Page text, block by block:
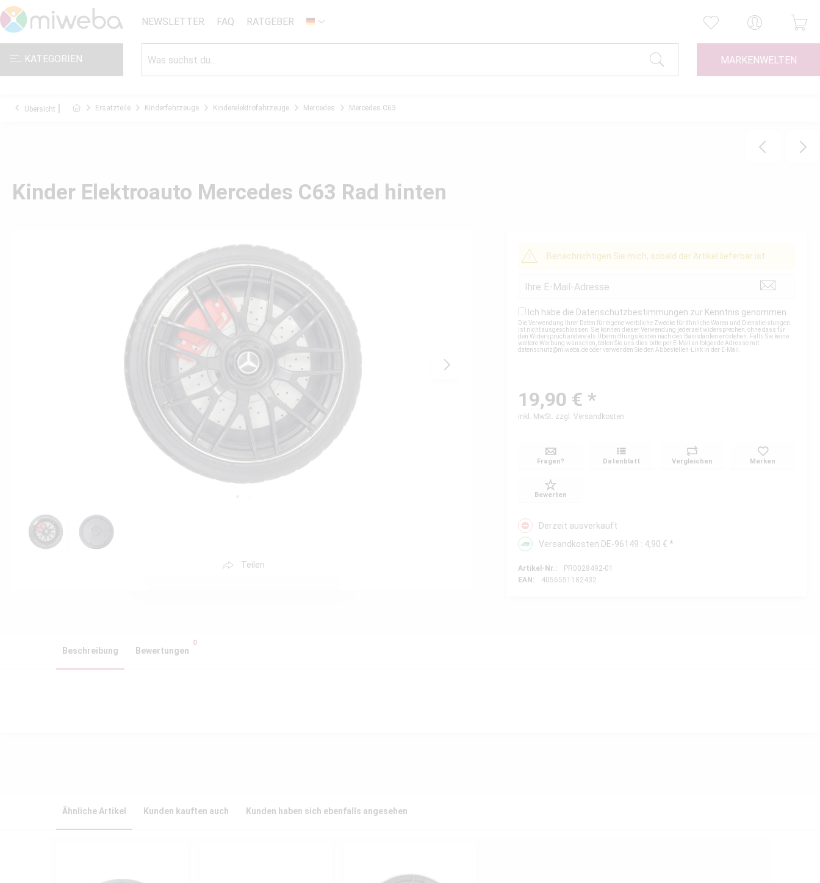
NEWSLETTER FAQ RATGEBER DE
KATEGORIEN MARKENWELTEN
Übersicht Ersatzteile Kinderfahrzeuge Kinderelektrofahrzeuge Mercedes Mercedes C63
Kinder Elektroauto Mercedes C63 Rad hinten
Teilen
Benachrichtigen Sie mich, sobald der Artikel lieferbar ist.
Ich habe die Datenschutzbestimmungen zur Kenntnis genommen.
Die Verwendung Ihrer Daten für eigene werbliche Zwecke für ähnliche Waren und Dienstleistungen
ist nicht ausgeschlossen. Sie können dieser Verwendung jederzeit widersprechen, ohne dass für
den Widerspruch andere als Übermittlungskosten nach den Basistarifen entstehen. Falls Sie keine
weitere Werbung wünschen, teilen Sie uns dies bitte per E-Mail an folgende Adresse mit:
datenschutz@miweba.deoder verwenden Sie den Abbestellen-Link in der E-Mail.
19,90 € *
inkl. MwSt. zzgl. Versandkosten
Fragen? Datenblatt Vergleichen Merken
Bewerten
Derzeit ausverkauft
Versandkosten DE-96149 : 4,90 € *
Artikel-Nr.:
PR0028492-01
EAN:
4056551182432
Beschreibung Bewertungen
0
Ähnliche Artikel Kunden kauften auch Kunden haben sich ebenfalls angesehen